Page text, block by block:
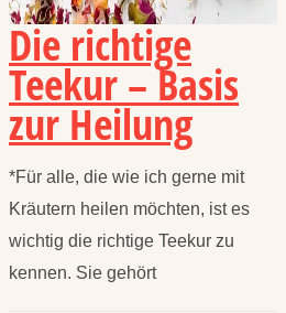
Die richtige
Teekur – Basis
zur Heilung
*Für alle, die wie ich gerne mit
Kräutern heilen möchten, ist es
wichtig die richtige Teekur zu
kennen. Sie gehört